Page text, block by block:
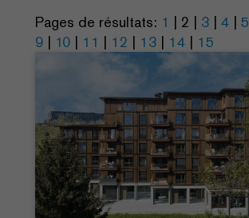
Pages de résultats: 1 | 2 | 3 | 4 | 5
9 | 10 | 11 | 12 | 13 | 14 | 15